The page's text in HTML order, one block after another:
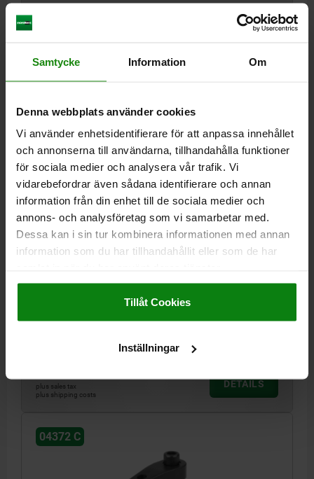
Samtycke Information Om
Denna webbplats använder cookies
Vi använder enhetsidentifierare för att anpassa innehållet
och annonserna till användarna, tillhandahålla funktioner
för sociala medier och analysera vår trafik. Vi
vidarebefordrar även sådana identifierare och annan
information från din enhet till de sociala medier och
annons- och analysföretag som vi samarbetar med.
Dessa kan i sin tur kombinera informationen med annan
information som du har tillhandahållit eller som de har
Impressum|Dataskydd|AGB
Tillåt Cookies
Inställningar
HOOK CLAMP WITH GROUND SHANK, FORM:C,
M12X80, R=40, D=25, QT STEEL BLACK OXIDISED
R=40 F MAX. KN =18 DIAMETER=25 FORM=C D1=32
H5 MAX. CLAMPING RANGE=15 B=18 L=31
SOCKET HEAD SCREW DIN 912=M12X80
TIGHTENING TORQUE MAX. NM=60
plus sales tax
plus shipping costs
DETAILS
04372 C